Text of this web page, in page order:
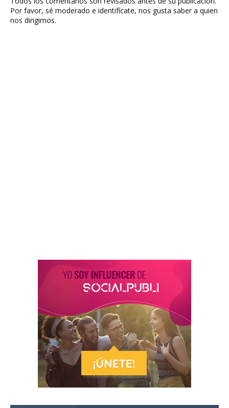
Por favor, sé moderado e identifícate, nos gusta saber a quien
nos dirigimos.